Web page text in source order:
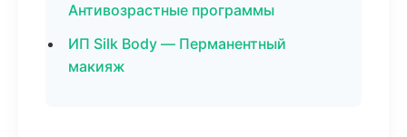
Антивозрастные программы
ИП Silk Body — Перманентный
макияж